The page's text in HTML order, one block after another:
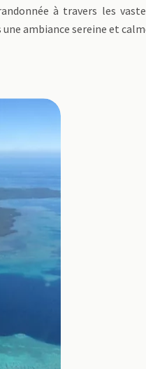
à travers les
ambiance sereine et